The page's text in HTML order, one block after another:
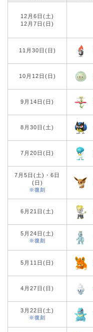
12月6日(土)
12月7日(日)
11月30日(日)
10月12日(日)
9月14日(日)
8月30日(土)
7月20日(日)
7月5日(土)・6日
(日)
※復刻
6月21日(土)
5月24日(土)
※復刻
5月11日(日)
4月27日(日)
3月22日(土)
※復刻